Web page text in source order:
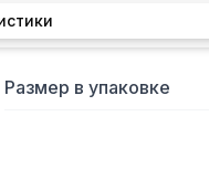
Размер в упаковке